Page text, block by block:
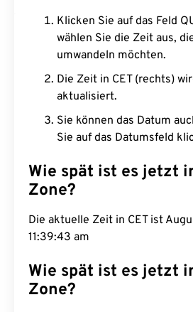
Klicken Sie auf das Feld
wählen Sie die Zeit aus,
umwandeln möchten.
Die Zeit in CET (rechts)
aktualisiert.
Sie können das Datum
Sie auf das Datumsfeld
Wie spät ist es jetzt
Zone?
Die aktuelle Zeit in CET ist
11:39:44 am
Wie spät ist es jetzt
Zone?